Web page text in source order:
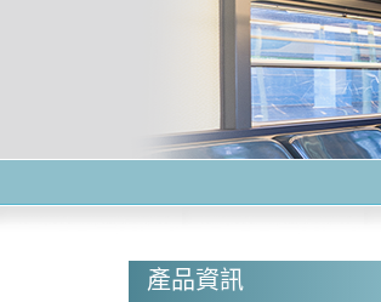
產品資訊